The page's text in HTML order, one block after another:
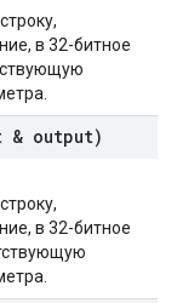
в 32-битное
& output)
в 32-битное